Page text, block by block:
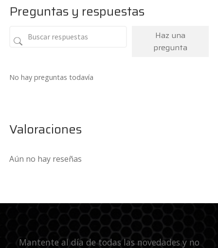
Preguntas y respuestas
Haz una
pregunta
No hay preguntas todavía
Valoraciones
Aún no hay reseñas
Mantente al día de todas las novedades y no